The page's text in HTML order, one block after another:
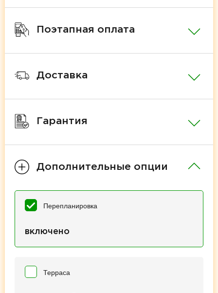
Поэтапная оплата
Доставка
Гарантия
Дополнительные опции
Перепланировка
включено
Терраса